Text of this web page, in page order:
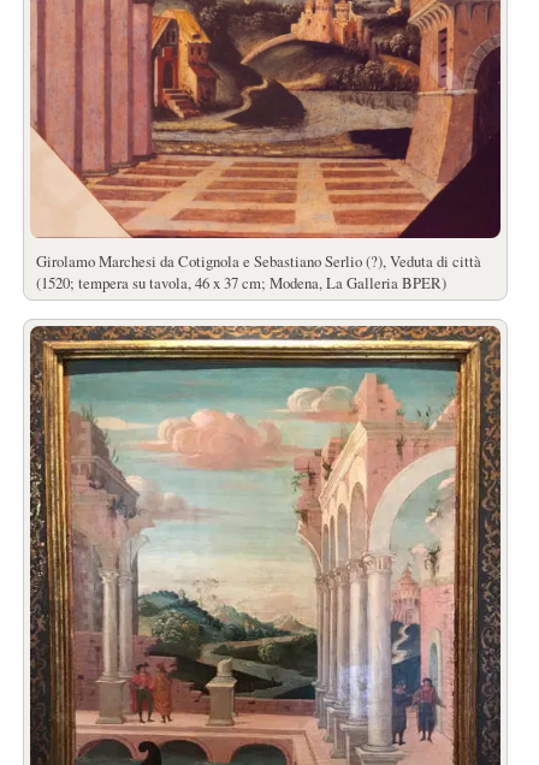
Girolamo Marchesi da Cotignola e Sebastiano Serlio (?), Veduta di città
(1520; tempera su tavola, 46 x 37 cm; Modena, La Galleria BPER)